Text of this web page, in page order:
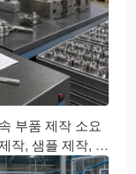
부품 제작 소요
작, 샘플 제작, 생
및 납품